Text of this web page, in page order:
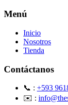
Menú
Inicio
Nosotros
Tienda
Contáctanos
📞 : +593
✉️ :